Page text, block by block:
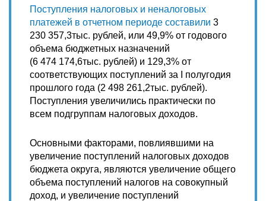
Поступления налоговых и неналоговых
платежей в отчетном периоде составили 3
230 357,3тыс. рублей, или 49,9% от годового
объема бюджетных назначений
(6 474 174,6тыс. рублей) и 129,3% от
соответствующих поступлений за I полугодия
прошлого года (2 498 261,2тыс. рублей).
Поступления увеличились практически по
всем подгруппам налоговых доходов.
Основными факторами, повлиявшими на
увеличение поступлений налоговых доходов
бюджета округа, являются увеличение общего
объема поступлений налогов на совокупный
доход, и увеличение поступлений